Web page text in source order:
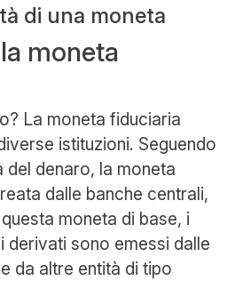
di una moneta
moneta
La moneta fiduciaria
istituzioni. Seguendo
denaro, la moneta
dalle banche centrali,
moneta di base, i
derivati sono emessi dalle
da altre entità di tipo